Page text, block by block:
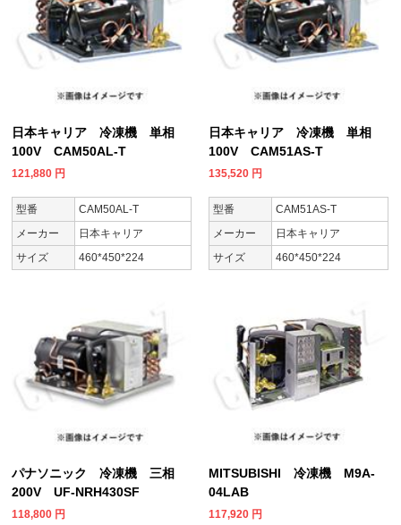
日本キャリア 冷凍機 単相
100V CAM50AL-T
121,880 円
型番
CAM50AL-T
メーカー
日本キャリア
サイズ
460*450*224
日本キャリア 冷凍機 単相
100V CAM51AS-T
135,520 円
型番
CAM51AS-T
メーカー
日本キャリア
サイズ
460*450*224
パナソニック 冷凍機 三相
200V UF-NRH430SF
118,800 円
MITSUBISHI 冷凍機 M9A-
04LAB
117,920 円